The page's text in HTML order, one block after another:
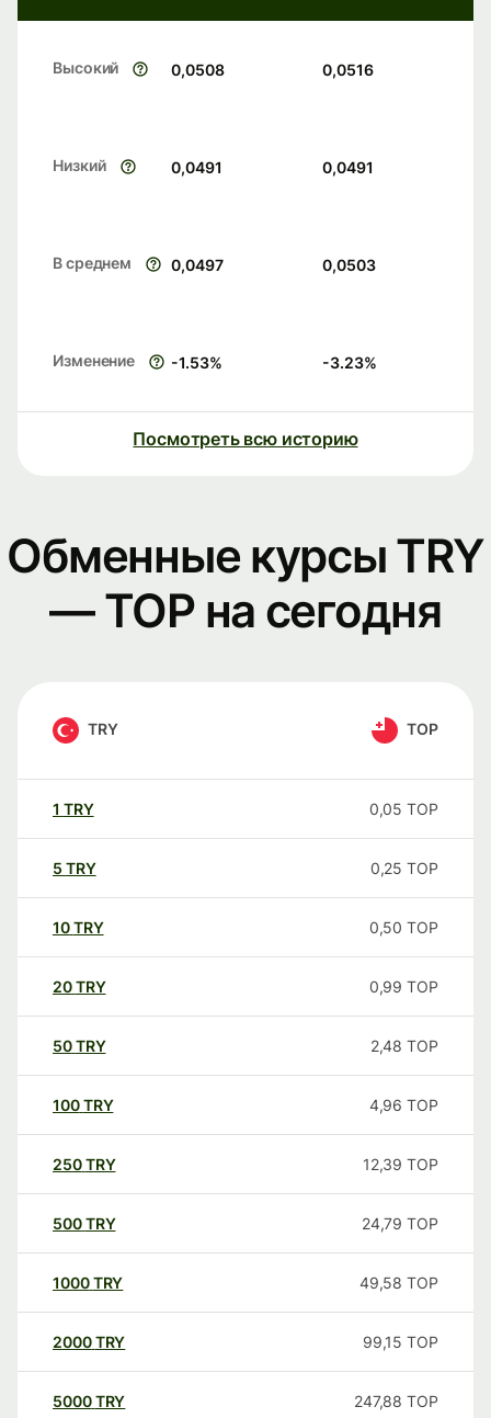
Высокий 0,0508 0,0516
Низкий 0,0491 0,0491
В среднем 0,0497 0,0503
Изменение -1.53% -3.23%
Посмотреть всю историю
Обменные курсы TRY
— TOP на сегодня
TRY TOP
1 TRY 0,05 TOP
5 TRY 0,25 TOP
10TRY 0,50 TOP
20TRY 0,99 TOP
50TRY 2,48 TOP
100TRY 4,96 TOP
250TRY 12,39 TOP
500TRY 24,79 TOP
1000TRY 49,58 TOP
2000TRY 99,15 TOP
5000TRY 247,88 TOP